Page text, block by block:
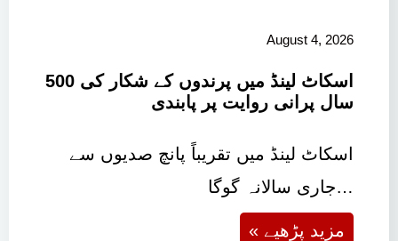
August 4, 2026
اسکاٹ لینڈ میں پرندوں کے شکار کی 500
سال پرانی روایت پر پابندی
اسکاٹ لینڈ میں تقریباً پانچ صدیوں سے
جاری سالانہ گوگا…
« مزید پڑھیے